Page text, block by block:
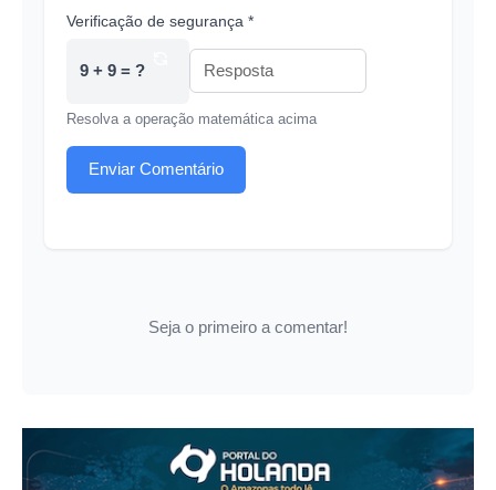
Verificação de segurança *
9 + 9 = ?
Resolva a operação matemática acima
Enviar Comentário
Seja o primeiro a comentar!